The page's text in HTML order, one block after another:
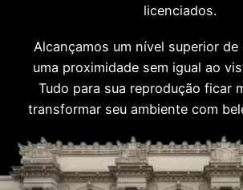
licenciados.
Alcançamos um nível superior de
uma proximidade sem igual ao
Tudo para sua reprodução ficar
transformar seu ambiente com